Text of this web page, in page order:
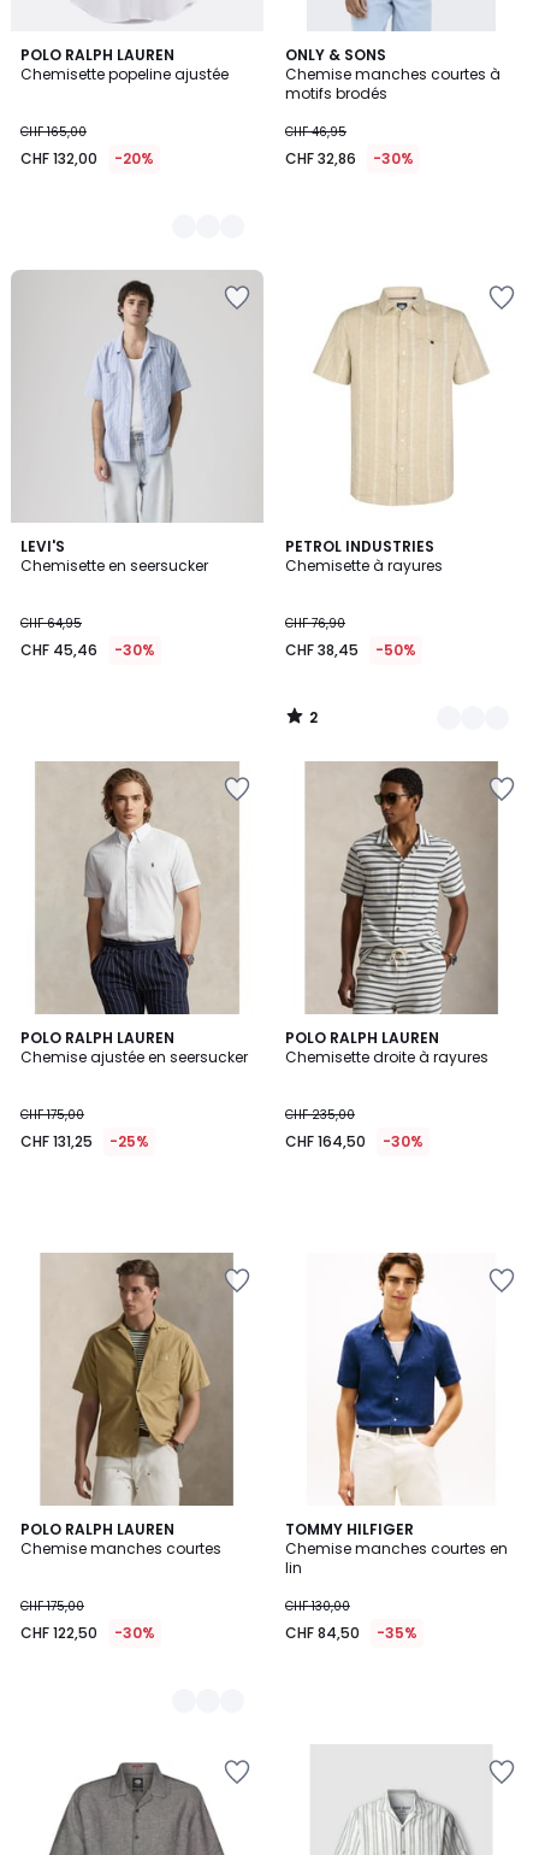
POLO RALPH LAUREN
Chemisette popeline ajustée
CHF 165,00
CHF 132,00 -20%
3
Couleurs
ONLY & SONS
Chemise manches courtes à
motifs brodés
CHF 46,95
CHF 32,86 -30%
LEVI'S
Chemisette en seersucker
CHF 64,95
CHF 45,46 -30%
PETROL INDUSTRIES
Chemisette à rayures
CHF 76,90
CHF 38,45 -50%
2
/
2
Couleurs
2
/
POLO RALPH LAUREN
Chemise ajustée en seersucker
CHF 175,00
CHF 131,25 -25%
POLO RALPH LAUREN
Chemisette droite à rayures
CHF 235,00
CHF 164,50 -30%
POLO RALPH LAUREN
Chemise manches courtes
CHF 175,00
CHF 122,50 -30%
2
Couleurs
TOMMY HILFIGER
Chemise manches courtes en
lin
CHF 130,00
CHF 84,50 -35%